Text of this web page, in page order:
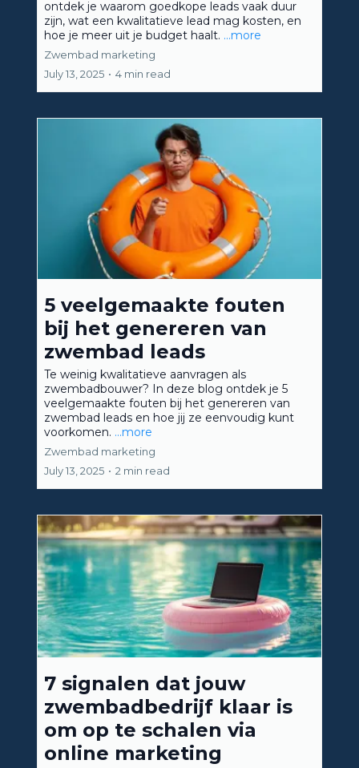
ontdek je waarom goedkope leads vaak duur
zijn, wat een kwalitatieve lead mag kosten, en
hoe je meer uit je budget haalt. ...more
Zwembad marketing
July 13, 2025 • 4 min read
5 veelgemaakte fouten
bij het genereren van
zwembad leads
Te weinig kwalitatieve aanvragen als
zwembadbouwer? In deze blog ontdek je 5
veelgemaakte fouten bij het genereren van
zwembad leads en hoe jij ze eenvoudig kunt
voorkomen. ...more
Zwembad marketing
July 13, 2025 • 2 min read
7 signalen dat jouw
zwembadbedrijf klaar is
om op te schalen via
online marketing